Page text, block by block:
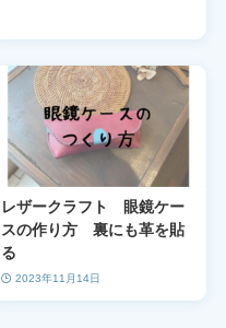
レザークラフト 眼鏡ケー
スの作り方 裏にも革を貼
る
2023年11月14日